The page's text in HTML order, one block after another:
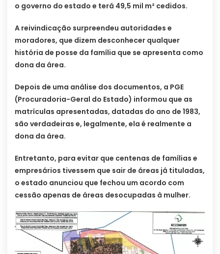
o governo do estado e terá 49,5 mil m² cedidos.
A reivindicação surpreendeu autoridades e
moradores, que dizem desconhecer qualquer
história de posse da família que se apresenta como
dona da área.
Depois de uma análise dos documentos, a PGE
(Procuradoria-Geral do Estado) informou que as
matrículas apresentadas, datadas do ano de 1983,
são verdadeiras e, legalmente, ela é realmente a
dona da área.
Entretanto, para evitar que centenas de famílias e
empresários tivessem que sair de áreas já tituladas,
o estado anunciou que fechou um acordo com
cessão apenas de áreas desocupadas à mulher.